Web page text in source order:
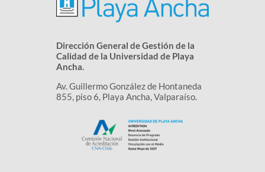
Dirección General de Gestión de la
Calidad de la Universidad de Playa
Ancha.
Av. Guillermo González de Hontaneda
855, piso 6, Playa Ancha, Valparaíso.